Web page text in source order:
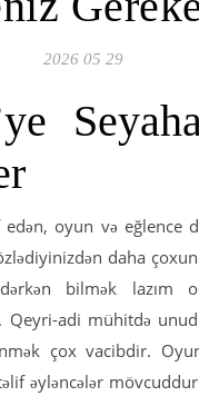
2026 05 29
oyun və eğlence
daha
bilmək lazım
adi mühitdə
çox vacibdir.
əyləncələr mövcuddur.